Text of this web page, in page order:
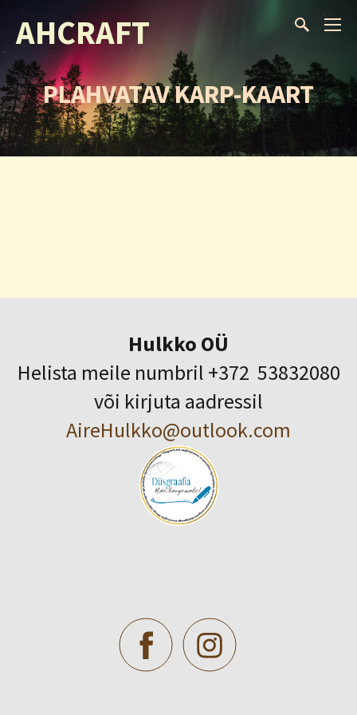
AHCRAFT
PLAHVATAV KARP-KAART
Hulkko OÜ
Helista meile numbril +372 53832080
või kirjuta aadressil
AireHulkko@outlook.com